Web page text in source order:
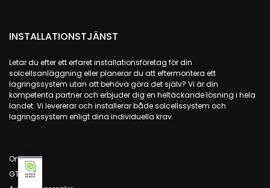
INSTALLATIONSTJÄNST
Letar du efter ett erfaret installationsföretag för din
solcellsanläggning eller planerar du att eftermontera ett
lagringssystem utan att behöva göra det själv? Vi är din
kompetenta partner och erbjuder dig en heltäckande lösning i hela
landet: Vi levererar och installerar både solcellssystem och
lagringssystem enligt dina individuella krav.
Om oss
GTC